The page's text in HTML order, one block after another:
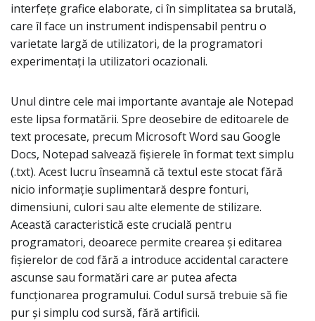
interfețe grafice elaborate, ci în simplitatea sa brutală,
care îl face un instrument indispensabil pentru o
varietate largă de utilizatori, de la programatori
experimentați la utilizatori ocazionali.
Unul dintre cele mai importante avantaje ale Notepad
este lipsa formatării. Spre deosebire de editoarele de
text procesate, precum Microsoft Word sau Google
Docs, Notepad salvează fișierele în format text simplu
(.txt). Acest lucru înseamnă că textul este stocat fără
nicio informație suplimentară despre fonturi,
dimensiuni, culori sau alte elemente de stilizare.
Această caracteristică este crucială pentru
programatori, deoarece permite crearea și editarea
fișierelor de cod fără a introduce accidental caractere
ascunse sau formatări care ar putea afecta
funcționarea programului. Codul sursă trebuie să fie
pur și simplu cod sursă, fără artificii.